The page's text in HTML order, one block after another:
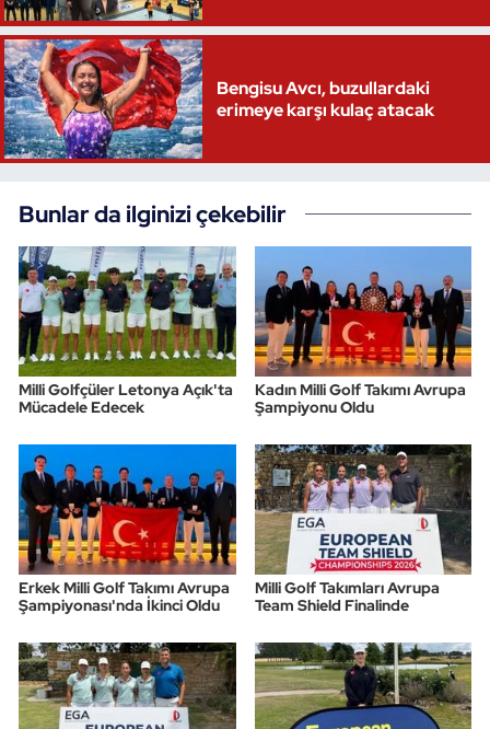
Bengisu Avcı, buzullardaki
erimeye karşı kulaç atacak
Bunlar da ilginizi çekebilir
Milli Golfçüler Letonya Açık'ta
Mücadele Edecek
Kadın Milli Golf Takımı Avrupa
Şampiyonu Oldu
Erkek Milli Golf Takımı Avrupa
Şampiyonası'nda İkinci Oldu
Milli Golf Takımları Avrupa
Team Shield Finalinde